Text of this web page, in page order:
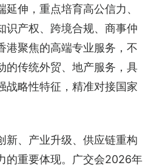
伸，重点培育高公信力、
识产权、跨境合规、商事仲
港聚焦的高端专业服务，不
的传统外贸、地产服务，具
战略性特征，精准对接国家
新、产业升级、供应链重构
的重要体现。广交会2026年